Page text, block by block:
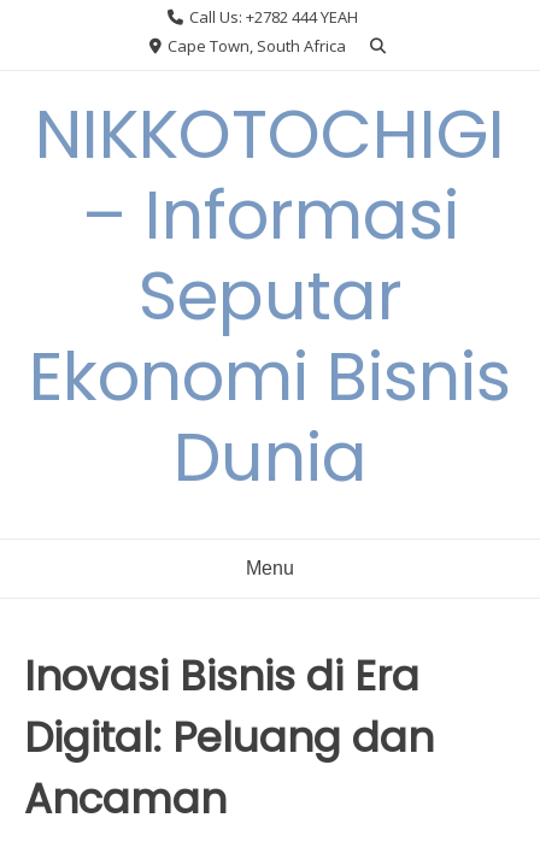
Call Us: +2782 444 YEAH
Cape Town, South Africa
NIKKOTOCHIGI
– Informasi
Seputar
Ekonomi Bisnis
Dunia
Menu
Inovasi Bisnis di Era
Digital: Peluang dan
Ancaman